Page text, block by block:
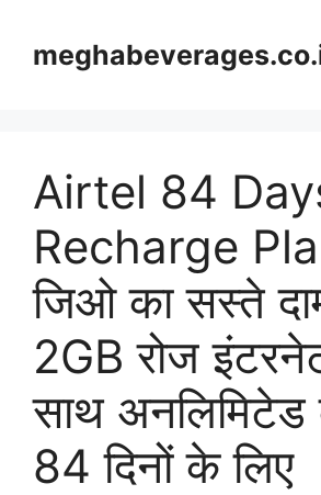
content
Airtel 84
Recharge
जिओ का सस्ते
2GB रोज
साथ
84 दिनों के लिए